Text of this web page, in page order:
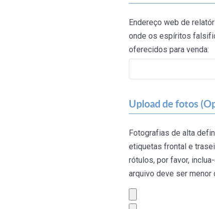
Endereço web de
onde os espíritos
oferecidos para venda:
Upload de fotos
Fotografias de alta
etiquetas frontal e
rótulos, por favor,
arquivo deve ser menor